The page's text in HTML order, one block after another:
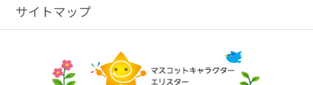
サイトマップ